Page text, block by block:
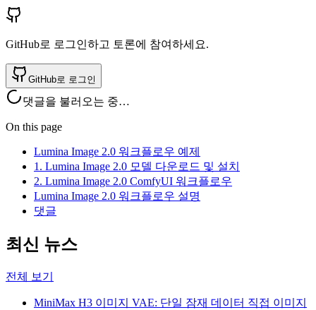
GitHub로 로그인하고 토론에 참여하세요.
GitHub로 로그인
댓글을 불러오는 중…
On this page
Lumina Image 2.0 워크플로우 예제
1. Lumina Image 2.0 모델 다운로드 및 설치
2. Lumina Image 2.0 ComfyUI 워크플로우
Lumina Image 2.0 워크플로우 설명
댓글
최신 뉴스
전체 보기
MiniMax H3 이미지 VAE: 단일 잠재 데이터 직접 이미지